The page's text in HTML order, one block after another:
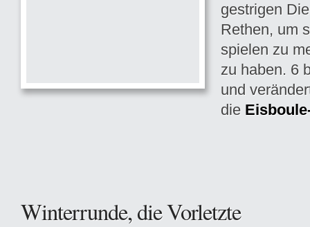
gestrigen
Rethen, um
spielen zu
zu haben. 6
und
die
Winterrunde, die Vorletzte